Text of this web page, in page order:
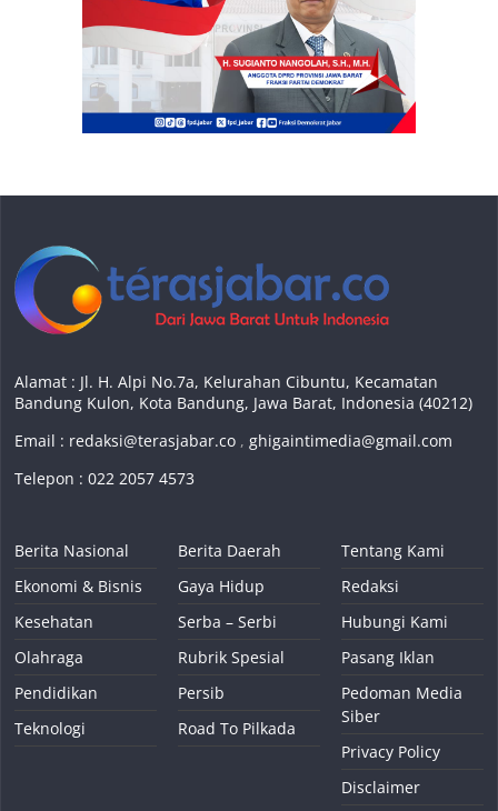
Alamat : Jl. H. Alpi No.7a, Kelurahan Cibuntu, Kecamatan
Bandung Kulon, Kota Bandung, Jawa Barat, Indonesia (40212)
Email : redaksi@terasjabar.co ,ghigaintimedia@gmail.com
Telepon : 022 2057 4573
Berita Nasional
Ekonomi & Bisnis
Kesehatan
Olahraga
Pendidikan
Teknologi
Berita Daerah
Gaya Hidup
Serba – Serbi
Rubrik Spesial
Persib
Road To Pilkada
Tentang Kami
Redaksi
Hubungi Kami
Pasang Iklan
Pedoman Media
Siber
Privacy Policy
Disclaimer